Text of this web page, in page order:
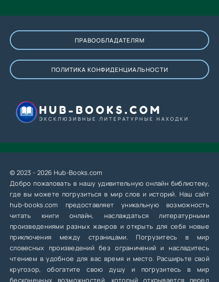
ПРАВООБЛАДАТЕЛЯМ
ПОЛИТИКА КОНФИДЕНЦИАЛЬНОСТИ
HUB-BOOKS.COM
ЭКСКЛЮЗИВНЫЕ ЛИТЕРАТУРНЫЕ НАХОДКИ
© 2023 - 2026 Hub-Books.com
Добро пожаловать в нашу удивительную онлайн библиотеку,
где вы можете погрузиться в мир слов и историй. Наш сайт
hub-books.com предоставляет уникальную возможность
читать книги онлайн, наслаждаться литературными
произведениями разных жанров и открыть для себя новые
приключения между страницами. Погрузитесь в мир
словесных произведений без ограничений и насладитесь
чтением в удобное для вас время и место. Расширьте свой
кругозор, обогатите свою душу и погрузитесь в мир
бесконечных возможностей, который открывается перед